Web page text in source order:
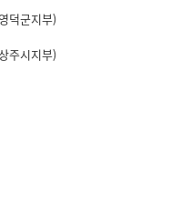
덕군지부)
주시지부)